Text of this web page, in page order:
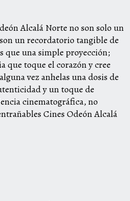
Alcalá Norte no son solo un
un recordatorio tangible de
que una simple proyección;
que toque el corazón y cree
vez anhelas una dosis de
y un toque de
cinematográfica, no
Cines Odeón Alcalá